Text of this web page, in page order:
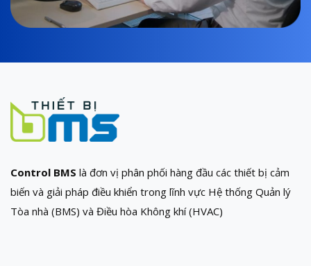
Control BMS là đơn vị phân phối hàng đầu các thiết bị cảm
biến và giải pháp điều khiển trong lĩnh vực Hệ thống Quản lý
Tòa nhà (BMS) và Điều hòa Không khí (HVAC)